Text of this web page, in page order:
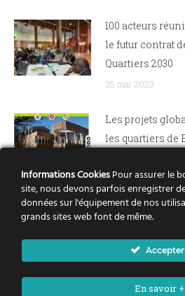
100 acteurs
le futur contrat
Quartiers 2030
25 mai 2023
Les projets
les quartiers de
21 avril 2022
Rezé Château :
15 septembre 2021
Informations CookiesPour assurer le
site, nous devons parfois enregistrer
données sur l'équipement de nos
grands sites web font de même.
Accepter
En savoir +